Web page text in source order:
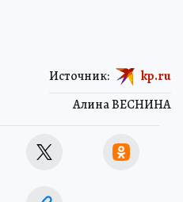
Алина ВЕСНИНА
Источник: kp.ru